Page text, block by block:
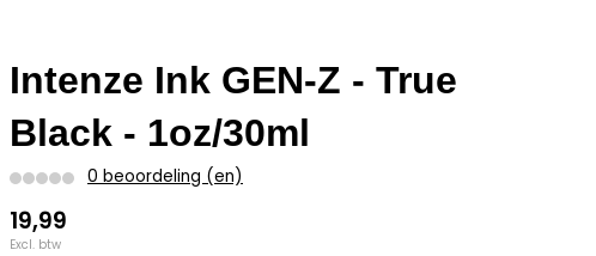
Intenze Ink GEN-Z - True
Black - 1oz/30ml
0 beoordeling (en)
19,99
Excl. btw